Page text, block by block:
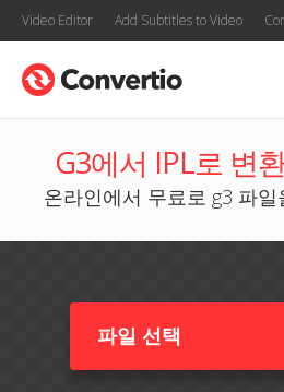
Video Editor Add Subtitles to Video
G3에서 IPL로 변
온라인에서 무료로 g3 파
파일 선택